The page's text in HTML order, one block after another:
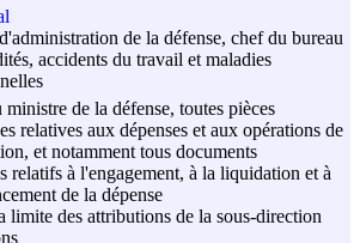
de la défense, chef du bureau
accidents du travail et maladies
ministre de la défense, toutes pièces
relatives aux dépenses et aux opérations de
et notamment tous documents
relatifs à l'engagement, à la liquidation et à
de la dépense
limite des attributions de la sous-direction